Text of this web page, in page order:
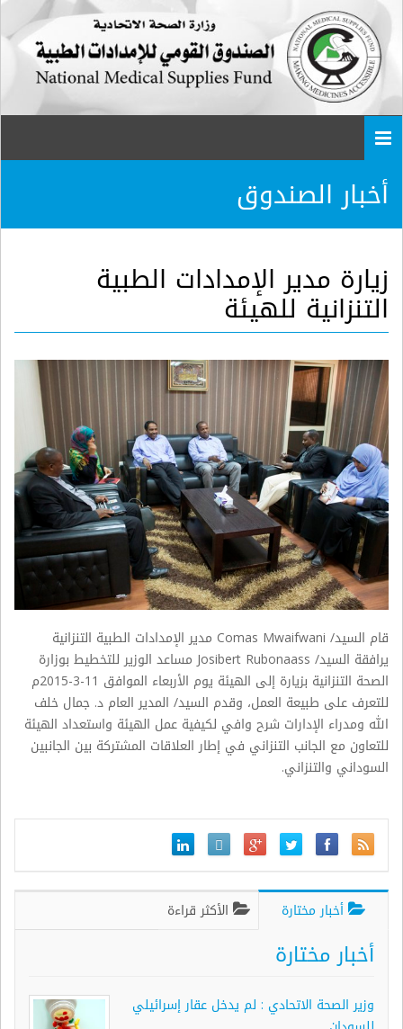
أخبار الصندوق
زيارة مدير الإمدادات الطبية
التنزانية للهيئة
قام السيد/ Comas Mwaifwani مدير الإمدادات الطبية التنزانية
يرافقة السيد/ Josibert Rubonaass مساعد الوزير للتخطيط بوزارة
الصحة التنزانية بزيارة إلى الهيئة يوم الأربعاء الموافق 11-3-2015م
للتعرف على طبيعة العمل، وقدم السيد/ المدير العام د. جمال خلف
الله ومدراء الإدارات شرح وافي لكيفية عمل الهيئة واستعداد الهيئة
للتعاون مع الجانب التنزاني في إطار العلاقات المشتركة بين الجانبين
السوداني والتنزاني.
أخبار مختارة الأكثر قراءة
أخبار مختارة
وزير الصحة الاتحادي : لم يدخل عقار إسرائيلي